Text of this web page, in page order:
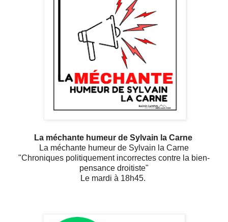
La méchante humeur de Sylvain la Carne
La méchante humeur de Sylvain la Carne
"Chroniques politiquement incorrectes contre la bien-
pensance droitiste"
Le mardi à 18h45.